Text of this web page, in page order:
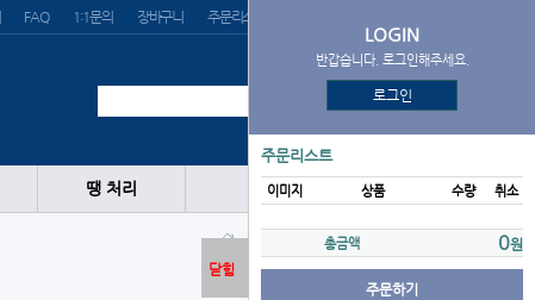
FAQ 1:1문의 장바구니 주문리스트
땡 처리
배팅/수비장갑
LOGIN
반갑습니다. 로그인해주세요.
로그인
주문리스트
이미지 상품 수량 취소
총금액 0원
주문하기
닫힘